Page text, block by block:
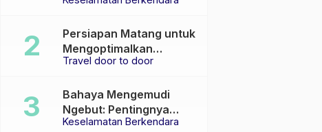
Travel door to door
Persiapan Matang untuk
Mengoptimalkan
Pengalaman Travel
Keselamatan Berkendara
Bahaya Mengemudi
Ngebut: Pentingnya
Keselamatan di Jalan